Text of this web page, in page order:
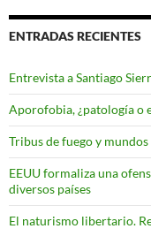
ENTRADAS RECIENTES
Entrevista a Santiago
Aporofobia, ¿patología o
Tribus de fuego y
EEUU formaliza una
diversos países
El naturismo libertario.